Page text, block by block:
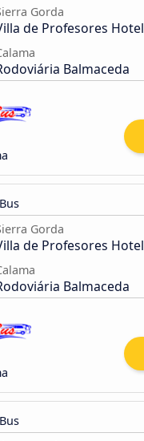
Gorda
de Profesores Hotel
Balmaceda
Gorda
de Profesores Hotel
Balmaceda